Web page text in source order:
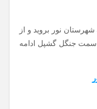
شهرستان نور بروید و از
سمت جنگل گشپل ادامه